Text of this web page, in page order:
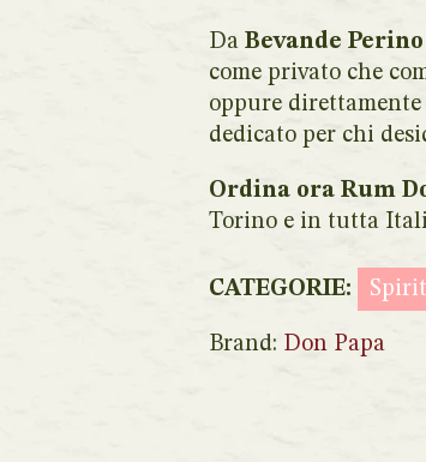
Da Bevande Perino
come privato che
oppure
dedicato per chi
Ordina ora Rum
Torino e in tutta
CATEGORIE:
Brand: Don Papa